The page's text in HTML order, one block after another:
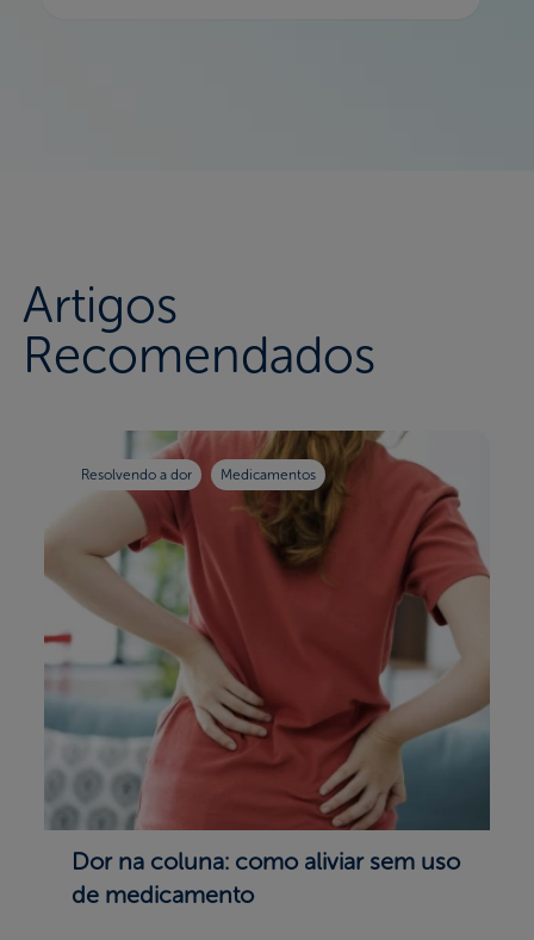
Artigos
Recomendados
Resolvendo a dor Medicamentos
Dor na coluna: como aliviar sem uso
de medicamento